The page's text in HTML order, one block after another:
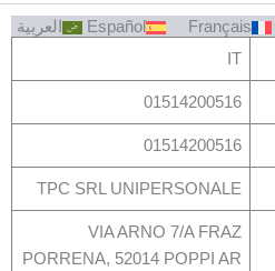
Français
Español
العربية
IT
01514200516
01514200516
TPC SRL UNIPERSONALE
VIA ARNO 7/A FRAZ
PORRENA, 52014 POPPI AR